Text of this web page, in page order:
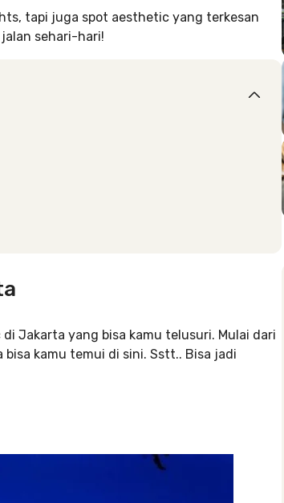
tapi juga spot aesthetic yang terkesan
sehari-hari!
Jakarta yang bisa kamu telusuri. Mulai dari
kamu temui di sini. Sstt.. Bisa jadi